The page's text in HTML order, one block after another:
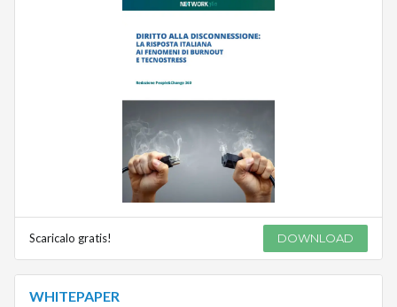
Scaricalo gratis! DOWNLOAD
WHITEPAPER